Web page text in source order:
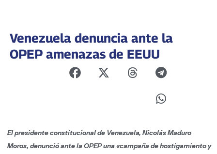
Venezuela denuncia ante la
OPEP amenazas de EEUU
El presidente constitucional de Venezuela, Nicolás Maduro
Moros, denunció ante la OPEP una «campaña de hostigamiento y